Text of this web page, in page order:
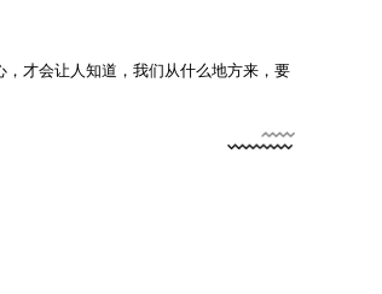
才会让人知道，我们从什么地方来，要